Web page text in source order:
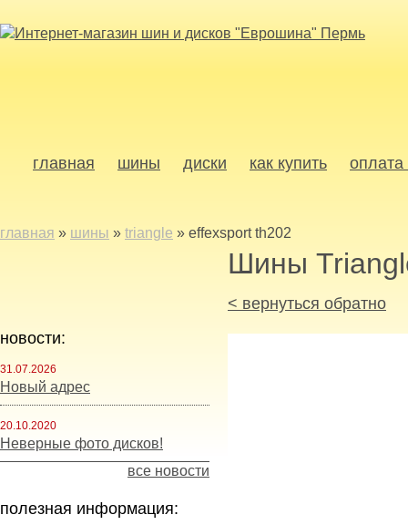
главная шины диски как купить оплата
главная » шины » triangle » effexsport th202
новости:
31.07.2026
Новый адрес
20.10.2020
Неверные фото дисков!
все новости
полезная информация:
Шины
< вернуться обратно